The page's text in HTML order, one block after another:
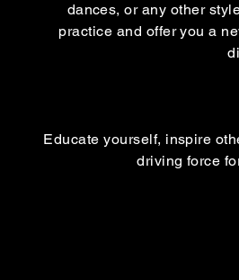
dances, or any other
practice and offer you a
Educate yourself, inspire
driving force